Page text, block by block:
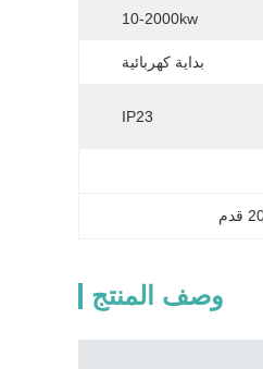
10-2000kw
بداية كهربائية
IP23
وصف المنتج